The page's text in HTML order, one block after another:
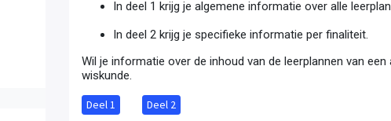
In deel 1 krijg je algemene informatie over alle
In deel 2 krijg je specifieke informatie per finaliteit.
Wil je informatie over de inhoud van de leerplannen van
wiskunde.
Deel 1 Deel 2